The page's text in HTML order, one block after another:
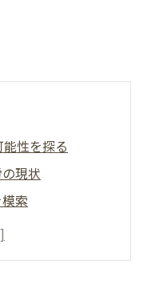
性を探る
現状
索
ンド